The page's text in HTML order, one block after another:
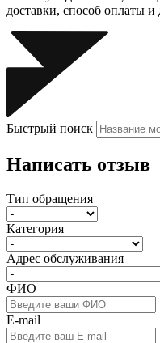
доставки, способ оплаты и
Быстрый поиск
Написать отзыв
Тип обращения
Категория
Адрес обслуживания
ФИО
E-mail